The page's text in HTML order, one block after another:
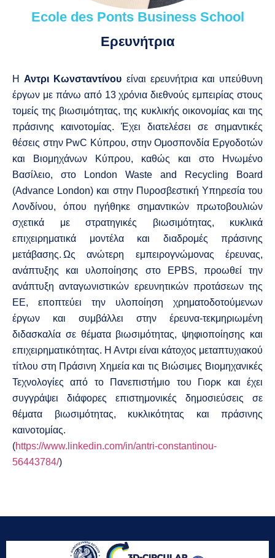
Ecole des Ponts Business School
Ερευνήτρια
ΗΑντρι Κωνσταντίνου είναι ερευνήτρια και υπεύθυνη
έργων με πάνω από 13 χρόνια διεθνούς εμπειρίας στους
τομείς της βιωσιμότητας, της κυκλικής οικονομίας και της
πράσινης καινοτομίας. Έχει διατελέσει σε σημαντικές
θέσεις στην PwC Κύπρου, στην Ομοσπονδία Εργοδοτών
και Βιομηχάνων Κύπρου, καθώς και στο Ηνωμένο
Βασίλειο, στο London Waste and Recycling Board
(Advance London) και στην Πυροσβεστική Υπηρεσία του
Λονδίνου, όπου ηγήθηκε σημαντικών πρωτοβουλιών
σχετικά με στρατηγικές βιωσιμότητας, κυκλικά
επιχειρηματικά μοντέλα και διαδρομές πράσινης
μετάβασης. Ως ανώτερη εμπειρογνώμονας έρευνας,
ανάπτυξης και υλοποίησης στο EPBS, προωθεί την
ανάπτυξη ανταγωνιστικών ερευνητικών προτάσεων της
ΕΕ, εποπτεύει την υλοποίηση χρηματοδοτούμενων
έργων και συμβάλλει στην έρευνα-τεκμηριωμένη
διδασκαλία σε θέματα βιωσιμότητας, ψηφιοποίησης και
επιχειρηματικότητας. Η Αντρι είναι κάτοχος μεταπτυχιακού
τίτλου στη Πράσινη Χημεία και τις Βιώσιμες Βιομηχανικές
Τεχνολογίες από το Πανεπιστήμιο του Γιορκ και έχει
συγγράψει διάφορες επιστημονικές δημοσιεύσεις σε
θέματα βιωσιμότητας, κυκλικότητας και πράσινης
καινοτομίας.
(https://www.linkedin.com/in/antri-constantinou-
56443784/)